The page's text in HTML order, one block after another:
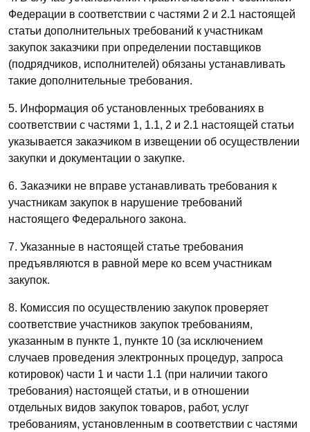
Федерации в соответствии с частями 2 и 2.1 настоящей
статьи дополнительных требований к участникам
закупок заказчики при определении поставщиков
(подрядчиков, исполнителей) обязаны устанавливать
такие дополнительные требования.
5. Информация об установленных требованиях в
соответствии с частями 1, 1.1, 2 и 2.1 настоящей статьи
указывается заказчиком в извещении об осуществлении
закупки и документации о закупке.
6. Заказчики не вправе устанавливать требования к
участникам закупок в нарушение требований
настоящего Федерального закона.
7. Указанные в настоящей статье требования
предъявляются в равной мере ко всем участникам
закупок.
8. Комиссия по осуществлению закупок проверяет
соответствие участников закупок требованиям,
указанным в пункте 1, пункте 10 (за исключением
случаев проведения электронных процедур, запроса
котировок) части 1 и части 1.1 (при наличии такого
требования) настоящей статьи, и в отношении
отдельных видов закупок товаров, работ, услуг
требованиям, установленным в соответствии с частями